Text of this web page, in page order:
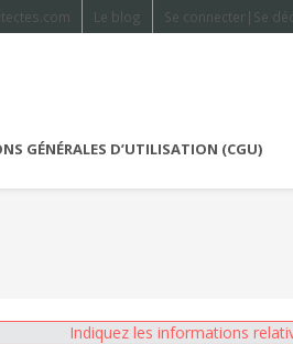
Le blog Se connecter|Se
GÉNÉRALES D’UTILISATION (CGU)
Indiquez les informations